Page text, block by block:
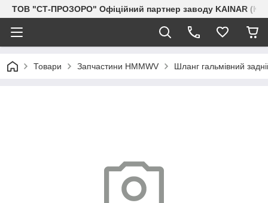
ТОВ "СТ-ПРОЗОРО" Офіційний партнер заводу KAINAR
Товари Запчастини HMMWV Шланг гальмівний